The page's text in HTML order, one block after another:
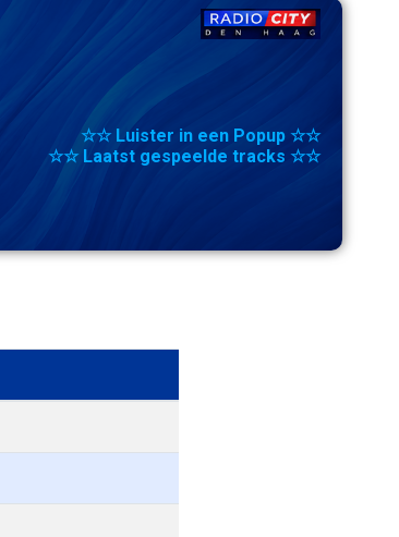
☆☆ Luister in een Popup ☆☆
☆☆ Laatst gespeelde tracks ☆☆